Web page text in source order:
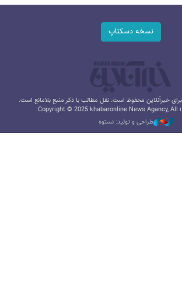
نسخه دسکتاپ
خبرآنلاین محفوظ است. نقل مطالب با ذکر منبع بلامانع است.
Copyright © 2025 khabaronline News Agancy, All
طراحی و تولید: نستوه